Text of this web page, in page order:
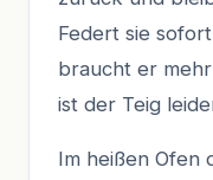
Federt sie
braucht er
ist der Teig
Im heißen Ofen